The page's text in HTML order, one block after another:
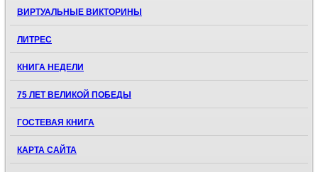
ВИРТУАЛЬНЫЕ ВИКТОРИНЫ
ЛИТРЕС
КНИГА НЕДЕЛИ
75 ЛЕТ ВЕЛИКОЙ ПОБЕДЫ
ГОСТЕВАЯ КНИГА
КАРТА САЙТА